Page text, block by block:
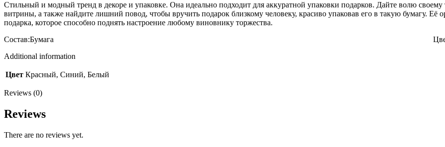
Стильный и модный тренд в декоре и упаковке. Она идеально подходит для аккуратной упаковки подарков. Дайте волю
витрины, а также найдите лишний повод, чтобы вручить подарок близкому человеку, красиво упаковав его в такую бумагу.
подарка, которое способно поднять настроение любому виновнику торжества.
Состав:Бумага
Additional information
Цвет Красный, Синий, Белый
Reviews (0)
Reviews
There are no reviews yet.